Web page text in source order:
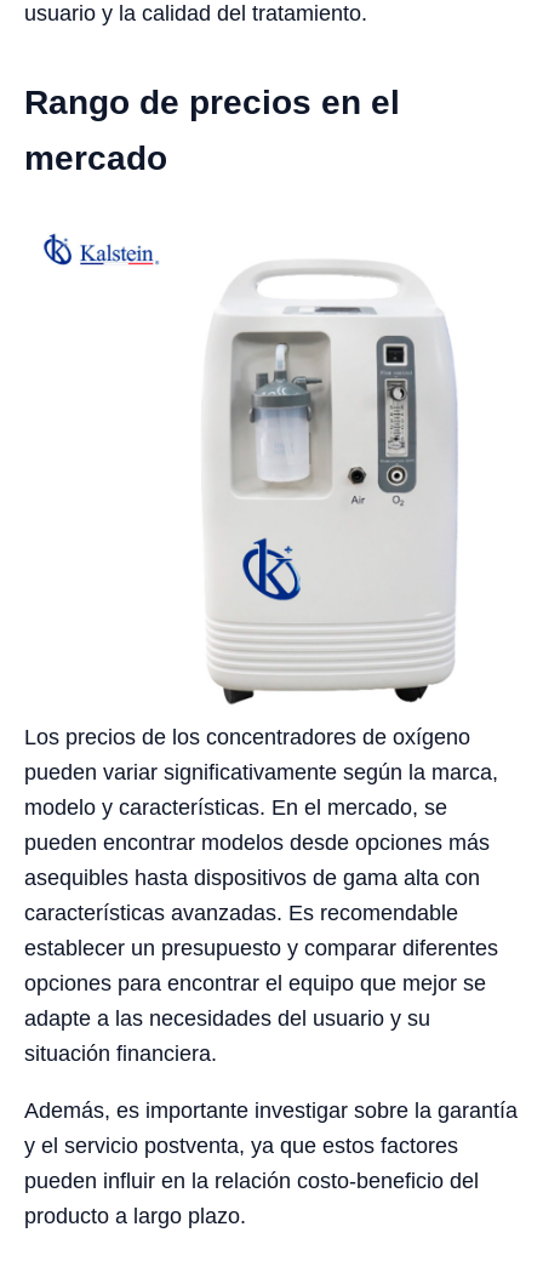
usuario y la calidad del tratamiento.
Rango de precios en el
mercado
Los precios de los concentradores de oxígeno
pueden variar significativamente según la marca,
modelo y características. En el mercado, se
pueden encontrar modelos desde opciones más
asequibles hasta dispositivos de gama alta con
características avanzadas. Es recomendable
establecer un presupuesto y comparar diferentes
opciones para encontrar el equipo que mejor se
adapte a las necesidades del usuario y su
situación financiera.
Además, es importante investigar sobre la garantía
y el servicio postventa, ya que estos factores
pueden influir en la relación costo-beneficio del
producto a largo plazo.